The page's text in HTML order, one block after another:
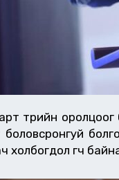
төрийн оролцоог
холбогдол өгч